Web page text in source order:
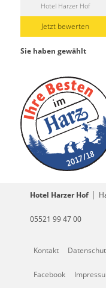
Hotel Harzer Hof
Jetzt bewerten
Sie haben gewählt
Hotel Harzer Hof
05521 99 47 00
Kontakt
Facebook